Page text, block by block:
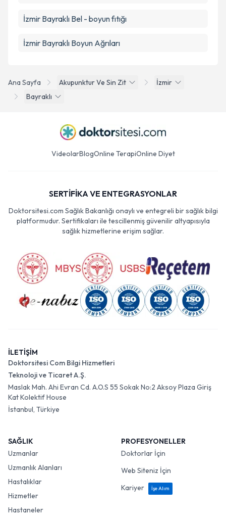
Ana Sayfa Akupunktur Ve Sin Zit
İzmir
Bayraklı
İzmir Bayraklı Bel - boyun fıtığı
İzmir Bayraklı Boyun Ağrıları
VideolarBlogOnline TerapiOnline Diyet
SERTİFİKA VE ENTEGRASYONLAR
Doktorsitesi.com Sağlık Bakanlığı onaylı ve entegreli bir sağlık bilgi
platformudur. Sertifikaları ile tescillenmiş güvenilir altyapısıyla
sağlık hizmetlerine erişim sağlar.
İLETİŞİM
Doktorsitesi Com Bilgi Hizmetleri
Teknoloji ve Ticaret A.Ş.
Maslak Mah. Ahi Evran Cd. A.O.S 55 Sokak No:2 Aksoy Plaza Giriş
Kat Kolektif House
İstanbul, Türkiye
SAĞLIK
Uzmanlar
Uzmanlık Alanları
Hastalıklar
Hizmetler
Hastaneler
PROFESYONELLER
Doktorlar İçin
Web Siteniz İçin
Kariyer
İşe Alım